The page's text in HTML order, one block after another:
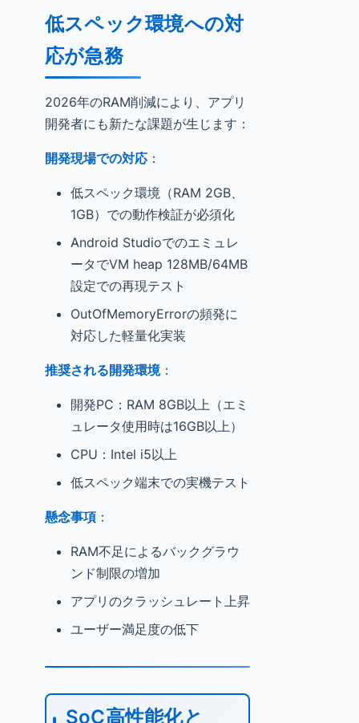
低スペック環境への対
応が急務
2026年のRAM削減により、アプリ
開発者にも新たな課題が生じます：
開発現場での対応 ：
低スペック環境（RAM 2GB、
1GB）での動作検証が必須化
Android Studioでのエミュレ
ータでVM heap 128MB/64MB
設定での再現テスト
OutOfMemoryErrorの頻発に
対応した軽量化実装
推奨される開発環境：
開発PC：RAM 8GB以上（エミ
ュレータ使用時は16GB以上）
CPU：Intel i5以上
低スペック端末での実機テスト
懸念事項 ：
RAM不足によるバックグラウ
ンド制限の増加
アプリのクラッシュレート上昇
ユーザー満足度の低下
SoC高性能化と